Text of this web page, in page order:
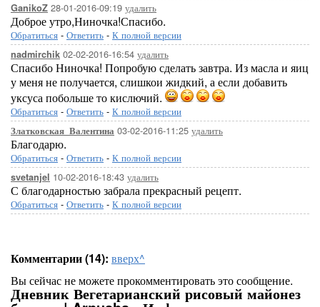
GanikoZ 28-01-2016-09:19 удалить
Доброе утро,Ниночка!Спасибо.
Обратиться - Ответить - К полной версии
nadmirchik 02-02-2016-16:54 удалить
Спасибо Ниночка! Попробую сделать завтра. Из масла и яиц
у меня не получается, слишкои жидкий, а если добавить
уксуса побольше то кислючий.
Обратиться - Ответить - К полной версии
Златковская_Валентина 03-02-2016-11:25 удалить
Благодарю.
Обратиться - Ответить - К полной версии
svetanjel 10-02-2016-18:43 удалить
С благодарностью забрала прекрасный рецепт.
Обратиться - Ответить - К полной версии
Комментарии (14): вверх^
Вы сейчас не можете прокомментировать это сообщение.
Дневник Вегетарианский рисовый майонез